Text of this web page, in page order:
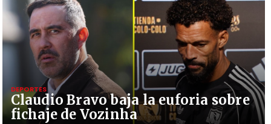
Claudio Bravo baja la euforia sobre
fichaje de Vozinha
DEPORTES